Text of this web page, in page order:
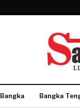
Bangka Bangka